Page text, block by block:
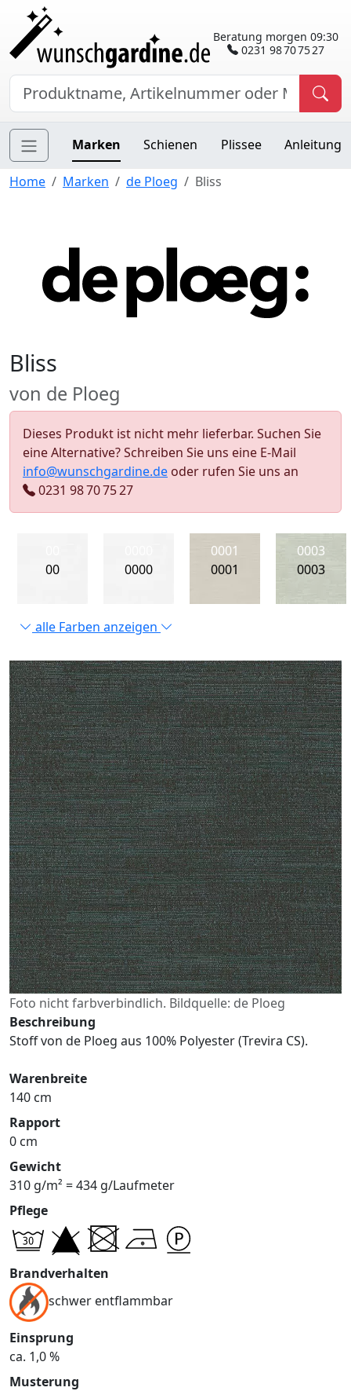
Beratung morgen 09:30
0231 98 70 75 27
Marken Schienen Plissee Anleitung
Home Marken de Ploeg Bliss
Bliss
von de Ploeg
Dieses Produkt ist nicht mehr lieferbar. Suchen Sie
eine Alternative? Schreiben Sie uns eine E-Mail
info@wunschgardine.de oder rufen Sie uns an
0231 98 70 75 27
00
0000
0001
0001
0003
0003
alle Farben anzeigen
Foto nicht farbverbindlich. Bildquelle: de Ploeg
Beschreibung
Stoff von de Ploeg aus 100% Polyester (Trevira CS).
Warenbreite
140 cm
Rapport
0 cm
Gewicht
310 g/m² = 434 g/Laufmeter
Pflege
Brandverhalten
schwer entflammbar
Einsprung
ca. 1,0 %
Musterung